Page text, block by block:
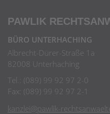
PAWLIK
BÜRO UNTERHACHING
Albrecht-Dürer-Straße 1a
82008 Unterhaching
Tel.: (089) 99 92 97 2-0
Fax: (089) 99 92 97 2-1
kanzlei@pawlik-